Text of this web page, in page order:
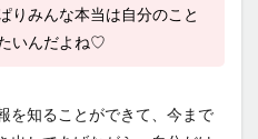
りみんな本当は自分のこと
いんだよね♡
を知ることができて、今まで